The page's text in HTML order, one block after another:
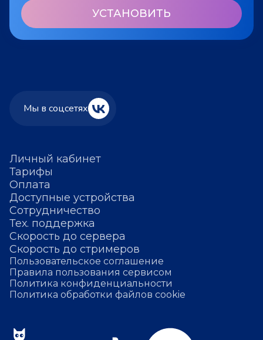
УСТАНОВИТЬ
Личный кабинет
Тарифы
Оплата
Доступные устройства
Сотрудничество
Тех. поддержка
Скорость до сервера
Скорость до стримеров
Пользовательское соглашение
Правила пользования сервисом
Политика конфиденциальности
Политика обработки файлов cookie
Мы в соцсетях